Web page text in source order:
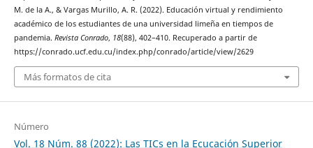
M. de la A., & Vargas Murillo, A. R. (2022). Educación virtual y rendimiento
académico de los estudiantes de una universidad limeña en tiempos de
pandemia. Revista Conrado, 18(88), 402–410. Recuperado a partir de
https://conrado.ucf.edu.cu/index.php/conrado/article/view/2629
Más formatos de cita
Número
Vol. 18 Núm. 88 (2022): Las TICs en la Ecucación Superior